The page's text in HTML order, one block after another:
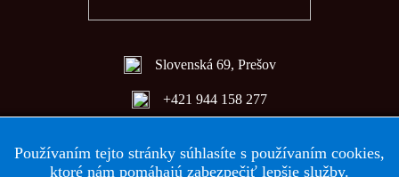
Slovenská 69, Prešov
+421 944 158 277
Používaním tejto stránky súhlasíte s používaním cookies,
ktoré nám pomáhajú zabezpečiť lepšie služby.